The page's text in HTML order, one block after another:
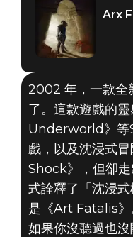
Arx Fatalis
Arx
2002 年，一款全
了。這款遊戲的
Underworld》等
戲，以及沈浸式
Shock》，但卻
式詮釋了「沈浸
是《Art Fatalis》
如果你沒聽過也